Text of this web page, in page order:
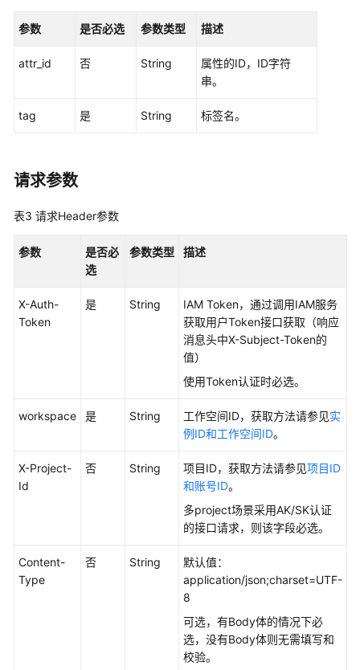
践
API
必
如
何
数
成
开
参数 是否必选 参数类型 描述
attr_id 否 String
属性的ID，ID字符
串。
tag 是 String 标签名。
请求参数
表3 请求Header参数
参数
是否必
选
参数类型 描述
X-Auth-
Token
是 String
IAM Token，通过调用IAM服务
获取用户Token接口获取（响应
消息头中X-Subject-Token的
值）
使用Token认证时必选。
workspace 是 String 工作空间ID，获取方法请参见实
例ID和工作空间ID。
X-Project-
Id
否 String 项目ID，获取方法请参见项目ID
和账号ID。
多project场景采用AK/SK认证
的接口请求，则该字段必选。
Content-
Type
否 String
默认值：
application/json;charset=UTF-
8
可选，有Body体的情况下必
选，没有Body体则无需填写和
校验。